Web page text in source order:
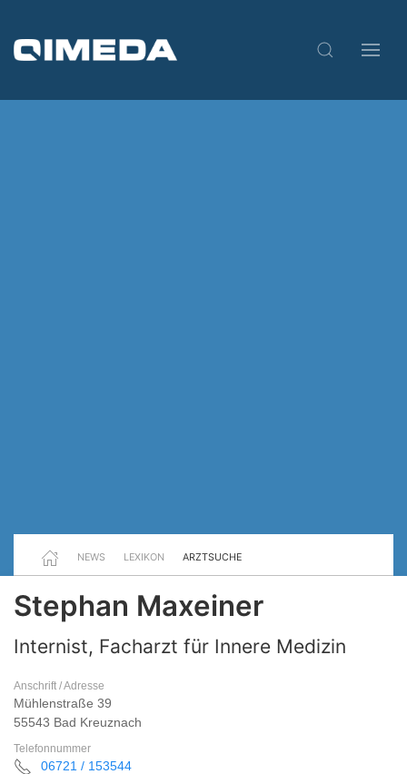
NEWS LEXIKON ARZTSUCHE
Stephan Maxeiner
Internist, Facharzt für Innere Medizin
Anschrift / Adresse
Mühlenstraße 39
55543 Bad Kreuznach
Telefonnummer
06721 / 153544